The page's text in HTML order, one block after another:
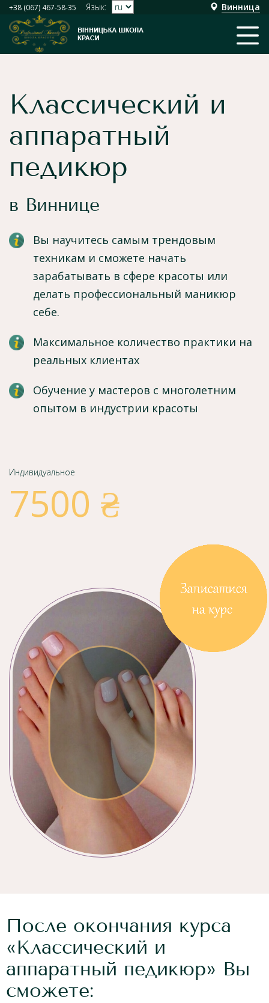
+38 (067) 467-58-35 Язык: Винница
Классический и
аппаратный
педикюр
в Виннице
Вы научитесь самым трендовым
техникам и сможете начать
зарабатывать в сфере красоты или
делать профессиональный маникюр
себе.
Максимальное количество практики на
реальных клиентах
Обучение у мастеров с многолетним
опытом в индустрии красоты
Индивидуальное
7500 ₴
После окончания курса
«Классический и
аппаратный педикюр» Вы
сможете: